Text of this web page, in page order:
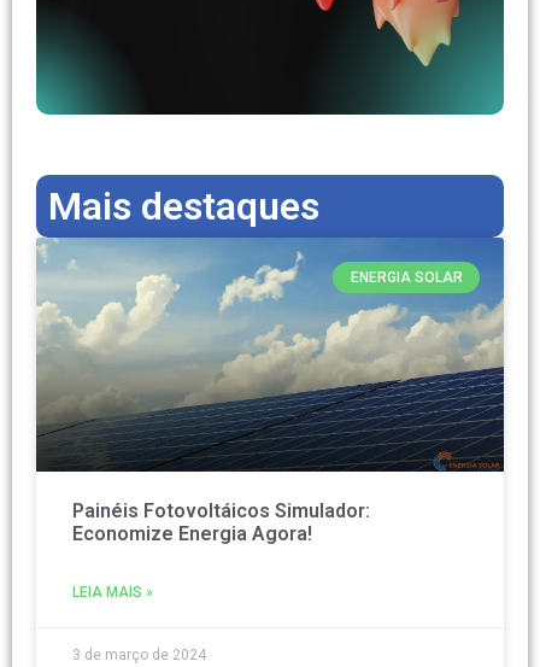
Mais destaques
ENERGIA SOLAR
Painéis Fotovoltáicos Simulador:
Economize Energia Agora!
LEIA MAIS »
3 de março de 2024